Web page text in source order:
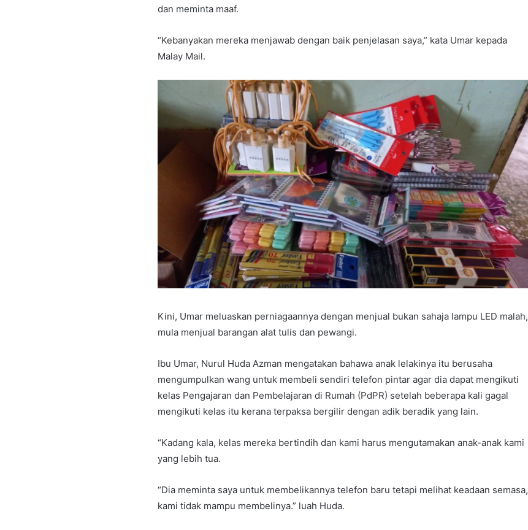
dan meminta maaf.
“Kebanyakan mereka menjawab dengan baik penjelasan saya,” kata Umar kepada
Malay Mail.
Kini, Umar meluaskan perniagaannya dengan menjual bukan sahaja lampu LED malah,
mula menjual barangan alat tulis dan pewangi.
Ibu Umar, Nurul Huda Azman mengatakan bahawa anak lelakinya itu berusaha
mengumpulkan wang untuk membeli sendiri telefon pintar agar dia dapat mengikuti
kelas Pengajaran dan Pembelajaran di Rumah (PdPR) setelah beberapa kali gagal
mengikuti kelas itu kerana terpaksa bergilir dengan adik beradik yang lain.
“Kadang kala, kelas mereka bertindih dan kami harus mengutamakan anak-anak kami
yang lebih tua.
“Dia meminta saya untuk membelikannya telefon baru tetapi melihat keadaan semasa,
kami tidak mampu membelinya.” luah Huda.